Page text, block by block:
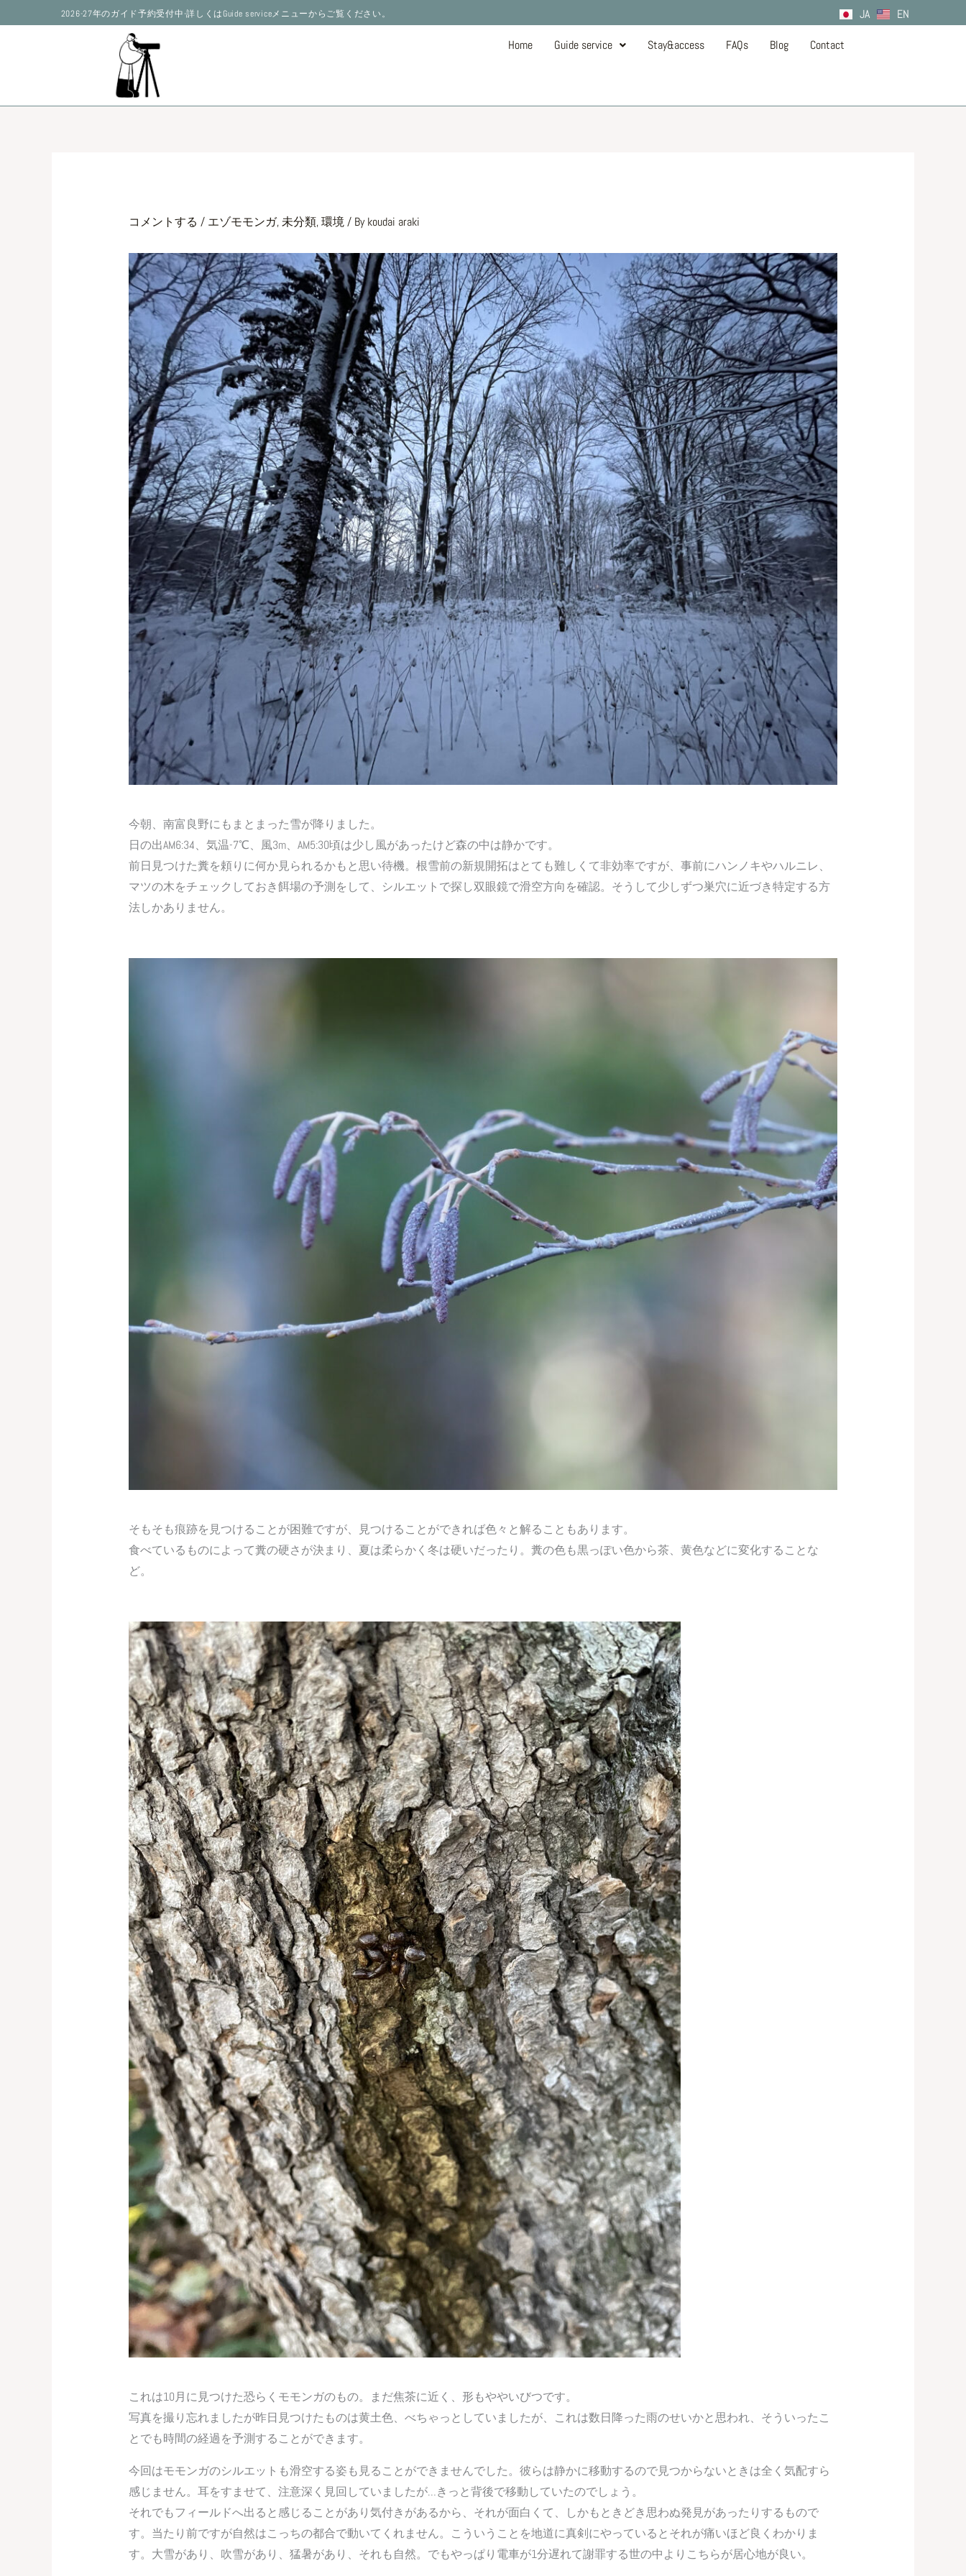
2026-27年のガイド予約受付中-詳しくはGuide serviceメニューからご覧ください。 JA EN
Home Guide service Stay&access FAQs Blog Contact
コメントする / エゾモモンガ,未分類,環境/ Bykoudai araki
今朝、南富良野にもまとまった雪が降りました。
日の出AM6:34、気温-7℃、風3m、AM5:30頃は少し風があったけど森の中は静かです。
前日見つけた糞を頼りに何か見られるかもと思い待機。根雪前の新規開拓はとても難しくて非効率ですが、事前にハンノキやハルニレ、
マツの木をチェックしておき餌場の予測をして、シルエットで探し双眼鏡で滑空方向を確認。そうして少しずつ巣穴に近づき特定する方
法しかありません。
そもそも痕跡を見つけることが困難ですが、見つけることができれば色々と解ることもあります。
食べているものによって糞の硬さが決まり、夏は柔らかく冬は硬いだったり。糞の色も黒っぽい色から茶、黄色などに変化することな
ど。
これは10月に見つけた恐らくモモンガのもの。まだ焦茶に近く、形もややいびつです。
写真を撮り忘れましたが昨日見つけたものは黄土色、べちゃっとしていましたが、これは数日降った雨のせいかと思われ、そういったこ
とでも時間の経過を予測することができます。
今回はモモンガのシルエットも滑空する姿も見ることができませんでした。彼らは静かに移動するので見つからないときは全く気配すら
感じません。耳をすませて、注意深く見回していましたが…きっと背後で移動していたのでしょう。
それでもフィールドへ出ると感じることがあり気付きがあるから、それが面白くて、しかもときどき思わぬ発見があったりするもので
す。当たり前ですが自然はこっちの都合で動いてくれません。こういうことを地道に真剣にやっているとそれが痛いほど良くわかりま
す。大雪があり、吹雪があり、猛暑があり、それも自然。でもやっぱり電車が1分遅れて謝罪する世の中よりこちらが居心地が良い。